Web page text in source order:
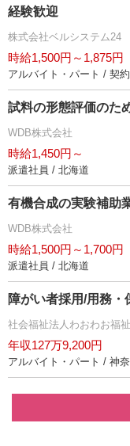
経験歓迎
株式会社ベルシステム24
時給1,500円～1,875円
アルバイト・パート / 契
試料の形態評価のた
WDB株式会社
時給1,450円～
派遣社員 / 北海道
有機合成の実験補助
WDB株式会社
時給1,500円～1,700円
派遣社員 / 北海道
障がい者採用/用務・
社会福祉法人わおわお福
年収127万9,200円
アルバイト・パート / 神